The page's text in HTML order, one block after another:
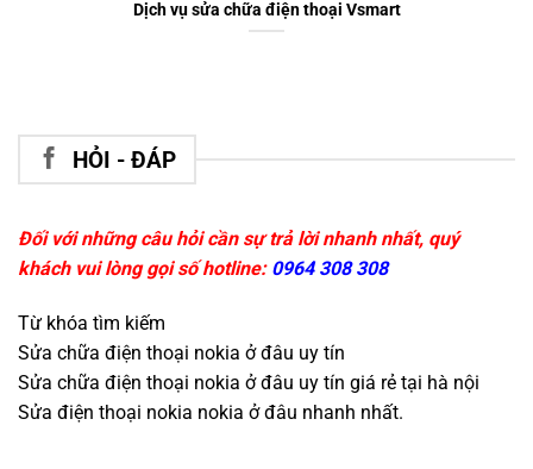
Dịch vụ sửa chữa điện thoại Vsmart
HỎI - ĐÁP
Đối với những câu hỏi cần sự trả lời nhanh nhất, quý
khách vui lòng gọi số hotline: 0964 308 308
Từ khóa tìm kiếm
Sửa chữa điện thoại nokia ở đâu uy tín
Sửa chữa điện thoại nokia ở đâu uy tín giá rẻ tại hà nội
Sửa điện thoại nokia nokia ở đâu nhanh nhất.